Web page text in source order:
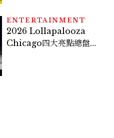
ENTERTAINMENT
2026 Lollapalooza
Chicago四大亮點總盤